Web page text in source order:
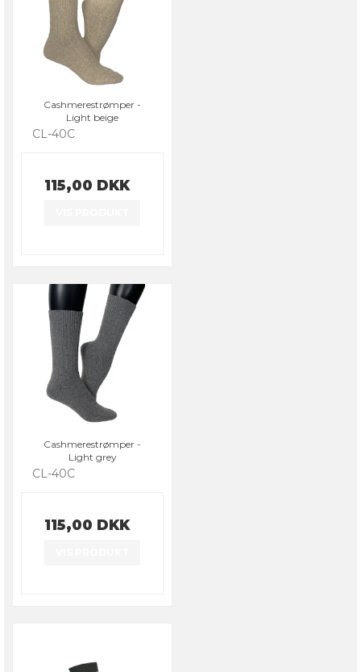
Cashmerestrømper -
Light beige
CL-40C
115,00 DKK
Cashmerestrømper -
Light grey
CL-40C
115,00 DKK